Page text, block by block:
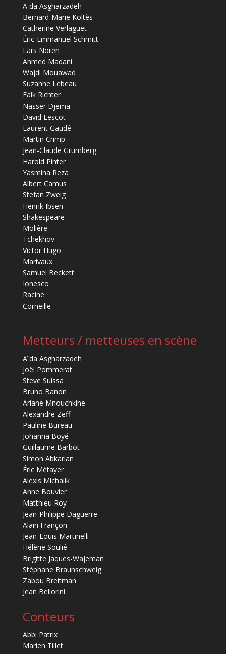
Aïda Asgharzadeh
Bernard-Marie Koltès
Catherine Verlaguet
Éric-Emmanuel Schmitt
Lars Noren
Ahmed Madani
Wajdi Mouawad
Suzanne Lebeau
Falk Richter
Nasser Djemaï
David Lescot
Laurent Gaudé
Martin Crimp
Jean-Claude Grumberg
Harold Pinter
Yasmina Reza
Albert Camus
Stefan Zweig
Henrik Ibsen
Shakespeare
Molière
Tchekhov
Victor Hugo
Marivaux
Samuel Beckett
Ionesco
Racine
Corneille
Metteurs / metteuses en scène
Aïda Asgharzadeh
Joël Pommerat
Steve Suissa
Bruno Banon
Ariane Mnouchkine
Alexandre Zeff
Pauline Bureau
Johanna Boyé
Guillaume Barbot
Simon Abkarian
Éric Métayer
Alexis Michalik
Anne Bouvier
Matthieu Roy
Jean-Philippe Daguerre
Alain Françon
Jean-Louis Martinelli
Hélène Soulié
Brigitte Jaques-Wajeman
Stéphane Braunschweig
Zabou Breitman
Jean Bellorini
Conteurs
Abbi Patrix
Marien Tillet